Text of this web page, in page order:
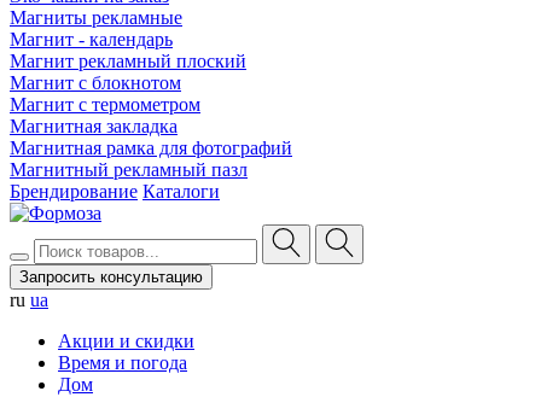
Магниты рекламные
Магнит - календарь
Магнит рекламный плоский
Магнит с блокнотом
Магнит с термометром
Магнитная закладка
Магнитная рамка для фотографий
Магнитный рекламный пазл
Брендирование Каталоги
Запросить консультацию
ru ua
Акции и скидки
Время и погода
Дом